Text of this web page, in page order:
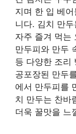
지며 한 입 베
니다. 김치 만
자주 즐겨 먹는
만두피와 만두
등 다양한 조리
공포장된 만두
에서 만두피를
치 만두는 찬바
더욱 꿀맛을 느